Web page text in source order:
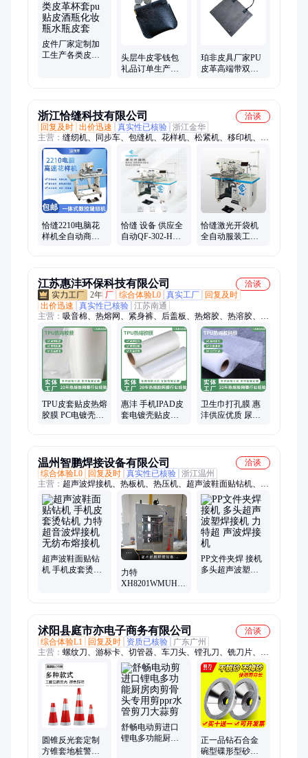
纳盒、杯套、首饰盒、表盒
皮件厂家定制加
工生产各类皮革
头层牛皮零钱包
礼品订单生产厂
珀非皮具厂家PU
皮革高端带双提
浙江恰缝科技有限公司
洽谈
回复及时 出价迅速 真实性已核验 浙江金华
主营： 缝纫机、同步车、包缝机、花样机、松紧机、移印机、冷
热一体电脑切带机、高速电脑平缝机、穿绳机、裁剪机、电脑平
头锁眼机、电脑送带机
恰缝2210电脑花
样机全自动商标
恰缝 设备 供应全
自动QF-302-H款
恰缝激光开袋机
全自动服装工业
江苏惠沣环保科技有限公司
洽谈
2年 厂 综合体验L0 真实工厂
回复及时
出价迅速
真实性已核验 江苏南通
主营： 吸音棉、热熔网、紧身裤、后盖板、热熔胶、热溶胶、隔
音棉、纸网膜、内饰条、棉胶膜、网膜衬、纸胶膜、双面衬、复
合纸、粘胶剂、熔网膜、离型纸、平胶膜、保护套、弹胶膜、胶
粘剂、热压胶、无纺布、热烫胶、打底裤
TPU皮套贴皮热熔
胶膜 PC电镀壳贴
惠沣 手机IPAD皮
套电镀壳贴皮粘
卫生巾打孔膜 惠
沣供应优质 尿不
温州智鹏焊接设备有限公司
洽谈
综合体验L0
回复及时 真实性已核验 浙江温州
主营： 超声波焊接机、热板机、热压机、超声波鞋面贴钻机、旋
熔机、超声波金属焊接机、热熔机、伺服热板机、超声波多头焊
接机、口罩焊接机、全自动焊接机、超声波塑料焊接机、二手超
声波焊接机、浮球焊接机、超声波模具、车灯焊接机、无纺布焊
接机、自动追频焊接机、超声波机器维修、伺服超声波焊接机、
精密伺服超声波焊接机、伺服塑料焊接机、灵科超声波温州服务
中心、灵科伺服超声波焊接机、温州灵科超声波、温州伺服超声
波焊接机
超声波鞋面贴钻
机 手机皮套烫钻
力特
XH8201WMUHVG
PP文件夹焊 接机
多头超声波塑焊
沭阳县庭市亦电子商务有限公司
洽谈
综合体验L1
回复及时 资质已核验
广东广州
主营： 螺纹刀、游标卡、切管器、车刀头、镗孔刀、铣刀片、钻
石刀头、数显卡尺、钨钢铣刀、葫芦瓶子、切断刀片、数控刀
片、古币铜钱、钨钢磨头、打磨锉刀、木工锉刀、打磨钻头、精
镗刀片、外圆车刀片、油刷烧烤刷、数控车刀片、木工雕刻磨
头、外圆钢件刀粒、硬质合金铣刀、电动旋转锉刀
圆锥反光套定制
方锥套地桩警示
舒畅电动剪进口
锂电多功能厨房
正一品钻石合金
碗型碟形型砂轮